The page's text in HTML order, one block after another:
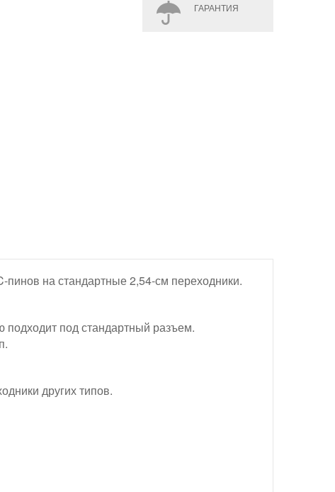
ГАРАНТИЯ
на стандартные 2,54-см переходники.
под стандартный разъем.
других типов.